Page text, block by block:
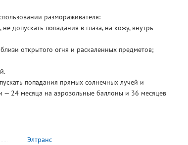
Набор
60 предметов,
Stels, пластик.
10 900 руб.
Клейкая лента
48мм*25м,
серебристая,
304,20 руб.
размораживателя:
допускать попадания в глаза, на кожу, внутрь
открытого огня и раскаленных предметов;
попадания прямых солнечных лучей и
— 24 месяца на аэрозольные баллоны и 36 месяцев
Элтранс